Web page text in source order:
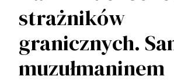
strażników
granicznych.
muzułmaninem